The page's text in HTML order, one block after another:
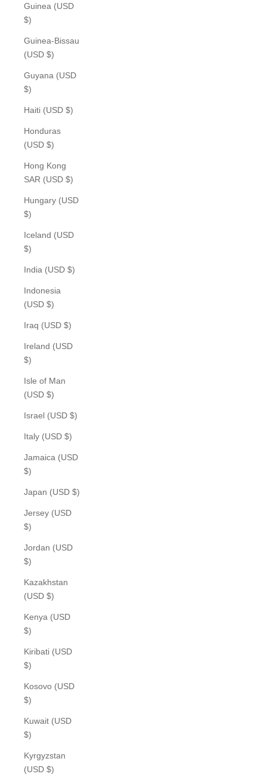
Guinea (USD
$)
Guinea-Bissau
(USD $)
Guyana (USD
$)
Haiti (USD $)
Honduras
(USD $)
Hong Kong
SAR (USD $)
Hungary (USD
$)
Iceland (USD
$)
India (USD $)
Indonesia
(USD $)
Iraq (USD $)
Ireland (USD
$)
Isle of Man
(USD $)
Israel (USD $)
Italy (USD $)
Jamaica (USD
$)
Japan (USD $)
Jersey (USD
$)
Jordan (USD
$)
Kazakhstan
(USD $)
Kenya (USD
$)
Kiribati (USD
$)
Kosovo (USD
$)
Kuwait (USD
$)
Kyrgyzstan
(USD $)